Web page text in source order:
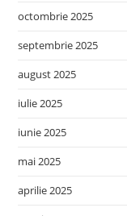
octombrie 2025
septembrie 2025
august 2025
iulie 2025
iunie 2025
mai 2025
aprilie 2025